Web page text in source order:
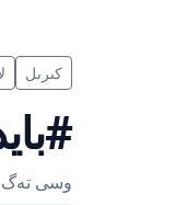
كىرىل
وسى تەگ